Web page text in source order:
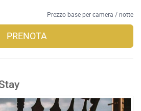
Prezzo base per camera / notte
PRENOTA